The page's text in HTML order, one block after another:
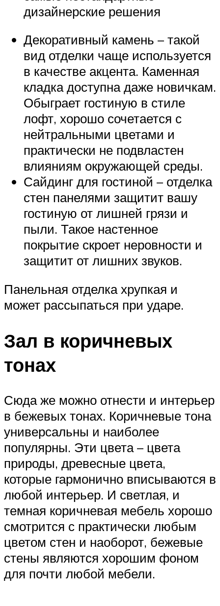
дизайнерские решения
Декоративный камень – такой
вид отделки чаще используется
в качестве акцента. Каменная
кладка доступна даже новичкам.
Обыграет гостиную в стиле
лофт, хорошо сочетается с
нейтральными цветами и
практически не подвластен
влияниям окружающей среды.
Сайдинг для гостиной – отделка
стен панелями защитит вашу
гостиную от лишней грязи и
пыли. Такое настенное
покрытие скроет неровности и
защитит от лишних звуков.
Панельная отделка хрупкая и
может рассыпаться при ударе.
Зал в коричневых
тонах
Сюда же можно отнести и интерьер
в бежевых тонах. Коричневые тона
универсальны и наиболее
популярны. Эти цвета – цвета
природы, древесные цвета,
которые гармонично вписываются в
любой интерьер. И светлая, и
темная коричневая мебель хорошо
смотрится с практически любым
цветом стен и наоборот, бежевые
стены являются хорошим фоном
для почти любой мебели.